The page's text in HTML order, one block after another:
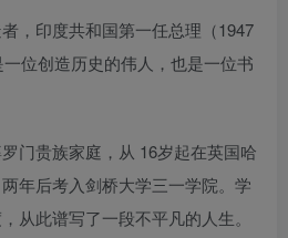
，印度共和国第一任总理（1947
位创造历史的伟人，也是一位书
门贵族家庭，从 16岁起在英国哈
年后考入剑桥大学三一学院。学
从此谱写了一段不平凡的人生。